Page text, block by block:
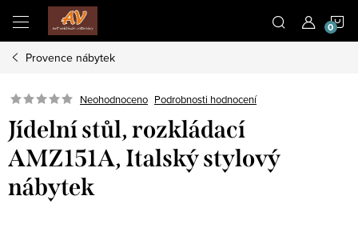
obsah
Provence nábytek
Neohodnoceno Podrobnosti hodnocení
Jídelní stůl, rozkládací
AMZ151A, Italský stylový
nábytek